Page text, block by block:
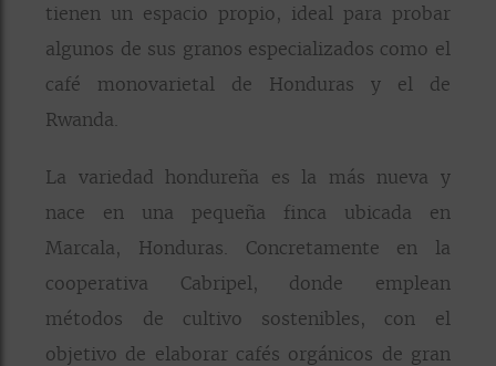
tienen un espacio propio, ideal para probar
algunos de sus granos especializados como el
café monovarietal de Honduras y el de
Rwanda.
La variedad hondureña es la más nueva y
nace en una pequeña finca ubicada en
Marcala, Honduras. Concretamente en la
cooperativa Cabripel, donde emplean
métodos de cultivo sostenibles, con el
objetivo de elaborar cafés orgánicos de gran